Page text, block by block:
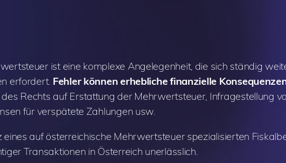
ist eine komplexe Angelegenheit, die sich ständig
erfordert. Fehler können erhebliche finanzielle
Rechts auf Erstattung der Mehrwertsteuer, Infragestellung
für verspätete Zahlungen usw.
eines auf österreichische Mehrwertsteuer spezialisierten
Transaktionen in Österreich unerlässlich.